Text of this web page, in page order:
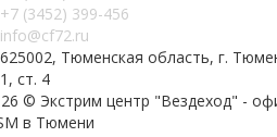
+7 (3452) 399-456
info@cf72.ru
625002, Тюменская область, г.
1, ст. 4
© Экстрим центр "Вездеход" -
в Тюмени